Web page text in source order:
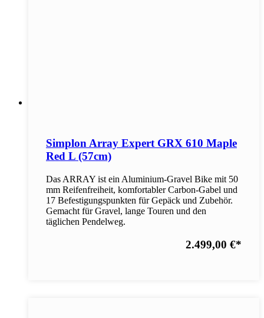
Simplon Array Expert GRX 610 Maple
Red L (57cm)
Das ARRAY ist ein Aluminium-Gravel Bike mit 50
mm Reifenfreiheit, komfortabler Carbon-Gabel und
17 Befestigungspunkten für Gepäck und Zubehör.
Gemacht für Gravel, lange Touren und den
täglichen Pendelweg.
2.499,00 €*